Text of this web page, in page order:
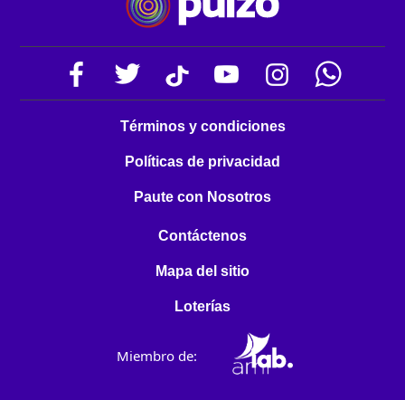
Términos y condiciones
Políticas de privacidad
Paute con Nosotros
Contáctenos
Mapa del sitio
Loterías
Miembro de: